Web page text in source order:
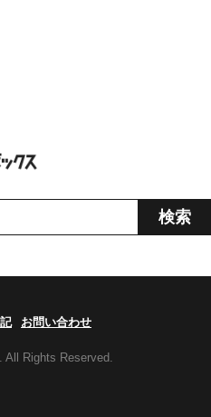
お問い合わせ
Rights Reserved.